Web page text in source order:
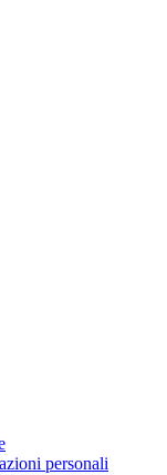
personali